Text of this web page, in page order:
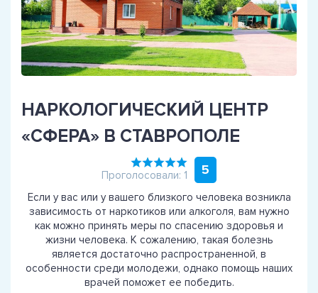
НАРКОЛОГИЧЕСКИЙ ЦЕНТР
«СФЕРА» В СТАВРОПОЛЕ
Проголосовали: 1 5
Если у вас или у вашего близкого человека возникла
зависимость от наркотиков или алкоголя, вам нужно
как можно принять меры по спасению здоровья и
жизни человека. К сожалению, такая болезнь
является достаточно распространенной, в
особенности среди молодежи, однако помощь наших
врачей поможет ее победить.